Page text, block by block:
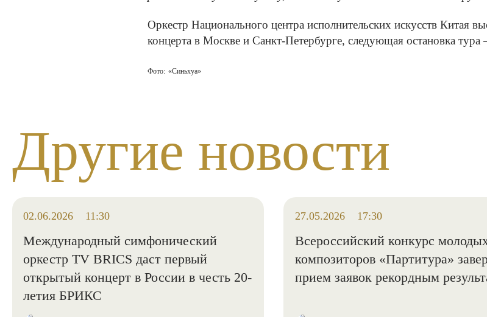
Оркестр Национального центра исполнительских искусств Китая
концерта в Москве и Санкт-Петербурге, следующая остановка тура
Фото: «Синьхуа»
Другие новости
02.06.2026 11:30
Международный симфонический
оркестр TV BRICS даст первый
открытый концерт в России в честь 20-
летия БРИКС
27.05.2026 17:30
Всероссийский конкурс
композиторов «Партитура»
прием заявок рекордным